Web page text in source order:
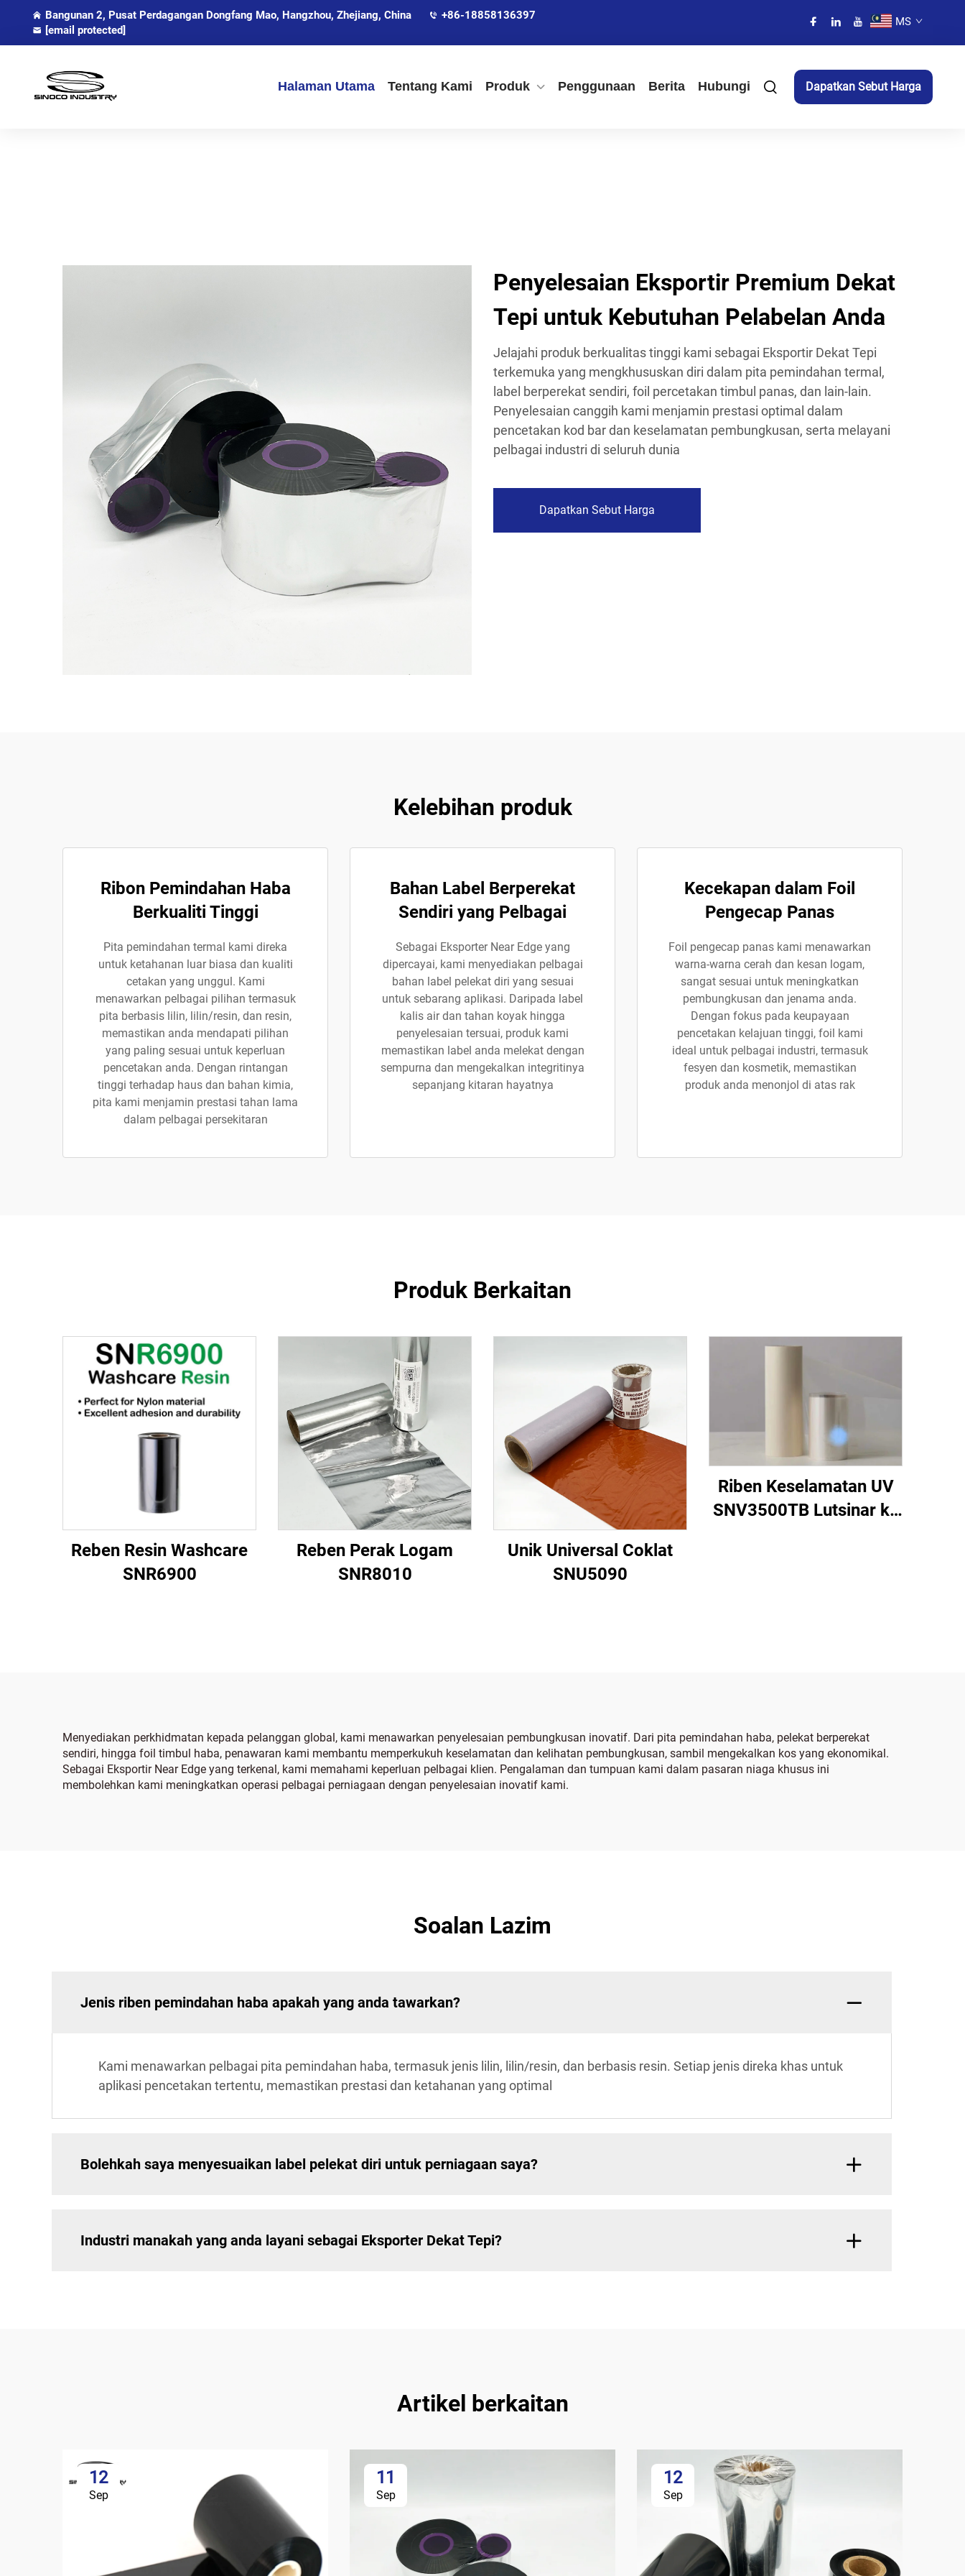
Bangunan 2, Pusat Perdagangan Dongfang Mao, Hangzhou, Zhejiang, China
+86-18858136397
[email protected]
MS
Halaman Utama Tentang Kami Produk Penggunaan Berita Hubungi Dapatkan Sebut Harga
Penyelesaian Eksportir Premium Dekat
Tepi untuk Kebutuhan Pelabelan Anda
Jelajahi produk berkualitas tinggi kami sebagai Eksportir Dekat Tepi
terkemuka yang mengkhususkan diri dalam pita pemindahan termal,
label berperekat sendiri, foil percetakan timbul panas, dan lain-lain.
Penyelesaian canggih kami menjamin prestasi optimal dalam
pencetakan kod bar dan keselamatan pembungkusan, serta melayani
pelbagai industri di seluruh dunia
Dapatkan Sebut Harga
Kelebihan produk
Ribon Pemindahan Haba
Berkualiti Tinggi
Pita pemindahan termal kami direka
untuk ketahanan luar biasa dan kualiti
cetakan yang unggul. Kami
menawarkan pelbagai pilihan termasuk
pita berbasis lilin, lilin/resin, dan resin,
memastikan anda mendapati pilihan
yang paling sesuai untuk keperluan
pencetakan anda. Dengan rintangan
tinggi terhadap haus dan bahan kimia,
pita kami menjamin prestasi tahan lama
dalam pelbagai persekitaran
Bahan Label Berperekat
Sendiri yang Pelbagai
Sebagai Eksporter Near Edge yang
dipercayai, kami menyediakan pelbagai
bahan label pelekat diri yang sesuai
untuk sebarang aplikasi. Daripada label
kalis air dan tahan koyak hingga
penyelesaian tersuai, produk kami
memastikan label anda melekat dengan
sempurna dan mengekalkan integritinya
sepanjang kitaran hayatnya
Kecekapan dalam Foil
Pengecap Panas
Foil pengecap panas kami menawarkan
warna-warna cerah dan kesan logam,
sangat sesuai untuk meningkatkan
pembungkusan dan jenama anda.
Dengan fokus pada keupayaan
pencetakan kelajuan tinggi, foil kami
ideal untuk pelbagai industri, termasuk
fesyen dan kosmetik, memastikan
produk anda menonjol di atas rak
Produk Berkaitan
Reben Resin Washcare
SNR6900
Reben Perak Logam
SNR8010
Unik Universal Coklat
SNU5090
Riben Keselamatan UV
SNV3500TB Lutsinar ke
Menyediakan perkhidmatan kepada pelanggan global, kami menawarkan penyelesaian pembungkusan inovatif. Dari pita pemindahan haba, pelekat berperekat
sendiri, hingga foil timbul haba, penawaran kami membantu memperkukuh keselamatan dan kelihatan pembungkusan, sambil mengekalkan kos yang ekonomikal.
Sebagai Eksportir Near Edge yang terkenal, kami memahami keperluan pelbagai klien. Pengalaman dan tumpuan kami dalam pasaran niaga khusus ini
membolehkan kami meningkatkan operasi pelbagai perniagaan dengan penyelesaian inovatif kami.
Soalan Lazim
Jenis riben pemindahan haba apakah yang anda tawarkan?
Kami menawarkan pelbagai pita pemindahan haba, termasuk jenis lilin, lilin/resin, dan berbasis resin. Setiap jenis direka khas untuk
aplikasi pencetakan tertentu, memastikan prestasi dan ketahanan yang optimal
Bolehkah saya menyesuaikan label pelekat diri untuk perniagaan saya?
Industri manakah yang anda layani sebagai Eksporter Dekat Tepi?
Artikel berkaitan
12
Sep
11
Sep
12
Sep